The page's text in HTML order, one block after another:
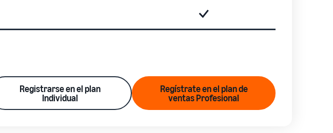
Registrarse en el plan
Individual
Regístrate en el plan de
ventas Profesional